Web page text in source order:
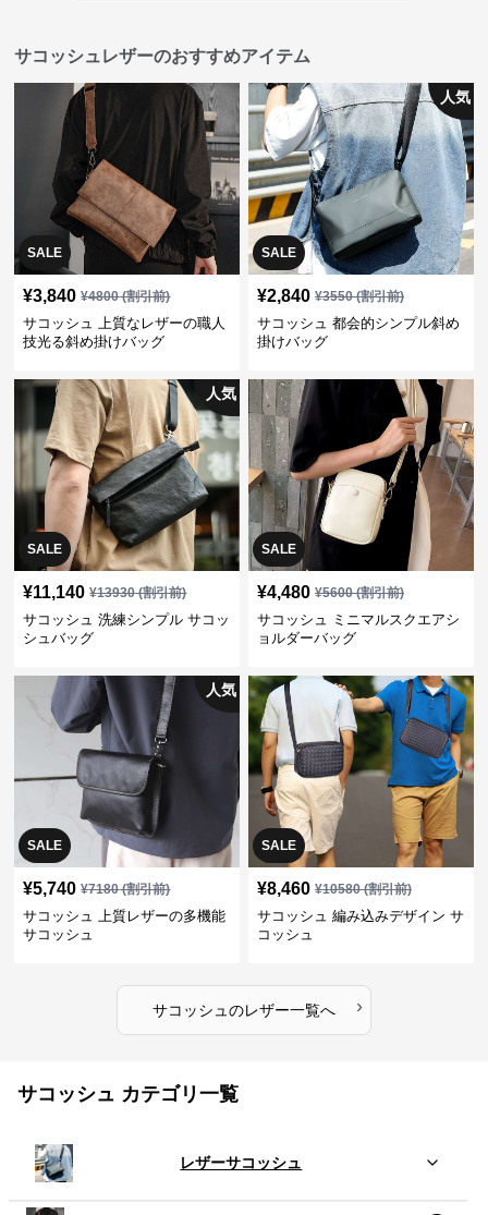
サコッシュレザーのおすすめアイテム
SALE
¥3,840 ¥4800(割引前)
サコッシュ 上質なレザーの職人
技光る斜め掛けバッグ
SALE
人気
¥2,840 ¥3550(割引前)
サコッシュ 都会的シンプル斜め
掛けバッグ
SALE
人気
¥11,140 ¥13930(割引前)
サコッシュ 洗練シンプル サコッ
シュバッグ
SALE
¥4,480 ¥5600(割引前)
サコッシュ ミニマルスクエアシ
ョルダーバッグ
SALE
人気
¥5,740 ¥7180(割引前)
サコッシュ 上質レザーの多機能
サコッシュ
SALE
¥8,460 ¥10580(割引前)
サコッシュ 編み込みデザイン サ
コッシュ
サコッシュ のレザー一覧へ ›
サコッシュ カテゴリ一覧
レザーサコッシュ